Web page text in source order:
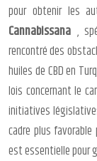
pour obtenir les
Cannabissana ,
rencontré des
huiles de CBD en
lois concernant le
initiatives
cadre plus favorable
est essentielle pour